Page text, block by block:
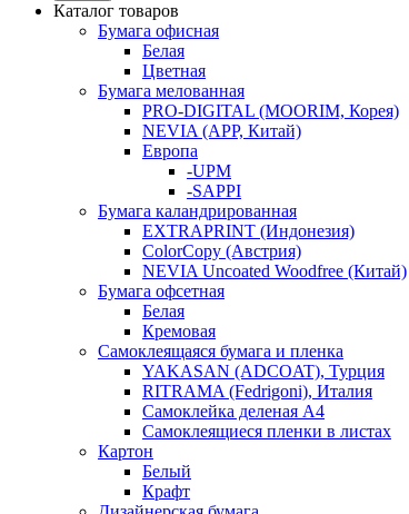
Каталог товаров
Бумага офисная
Белая
Цветная
Бумага мелованная
PRO-DIGITAL (MOORIM, Корея)
NEVIA (APP, Китай)
Европа
-UPM
-SAPPI
Бумага каландрированная
EXTRAPRINT (Индонезия)
ColorCopy (Австрия)
NEVIA Uncoated Woodfree (Китай)
Бумага офсетная
Белая
Кремовая
Самоклеящаяся бумага и пленка
YAKASAN (ADCOAT), Турция
RITRAMA (Fedrigoni), Италия
Самоклейка деленая A4
Самоклеящиеся пленки в листах
Картон
Белый
Крафт